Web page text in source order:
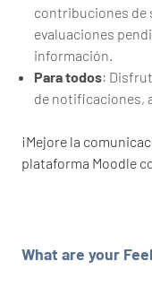
contribuciones de
evaluaciones
información.
Para todos:
de notificaciones,
¡Mejore la
plataforma Moodle
What are your